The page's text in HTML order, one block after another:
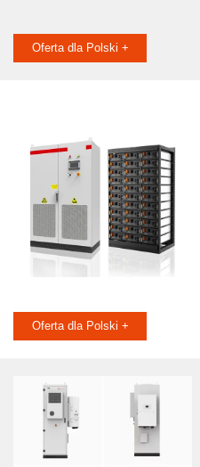
Oferta dla Polski +
Oferta dla Polski +